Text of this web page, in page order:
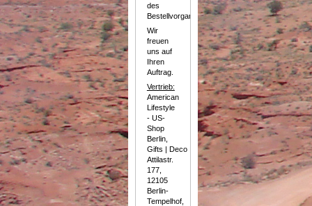
des
Bestellvorganges.
Wir
freuen
uns auf
Ihren
Auftrag.
Vertrieb:
American
Lifestyle
- US-
Shop
Berlin,
Gifts | Deco | Food,
Attilastr.
177,
12105
Berlin-
Tempelhof,